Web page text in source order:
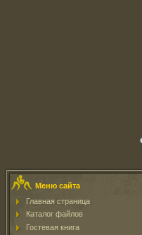
Меню сайта
Главная страница
Каталог файлов
Гостевая книга